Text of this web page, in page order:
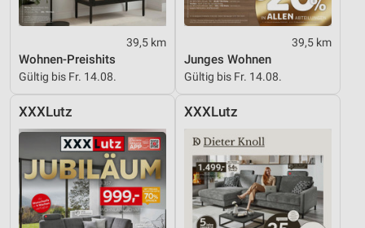
39,5 km
Wohnen-Preishits
Gültig bis Fr. 14.08.
39,5 km
Junges Wohnen
Gültig bis Fr. 14.08.
XXXLutz XXXLutz